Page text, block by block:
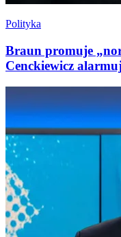
Polityka
Braun promuje
Cenckiewicz